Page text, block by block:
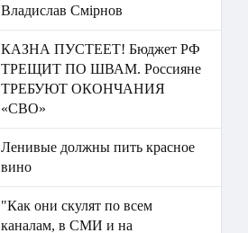
Владислав Смірнов
КАЗНА ПУСТЕЕТ! Бюджет РФ
ТРЕЩИТ ПО ШВАМ. Россияне
ТРЕБУЮТ ОКОНЧАНИЯ
«СВО»
Ленивые должны пить красное
вино
"Как они скулят по всем
каналам, в СМИ и на